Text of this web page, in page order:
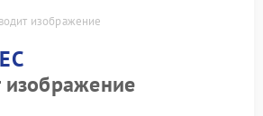
изображение